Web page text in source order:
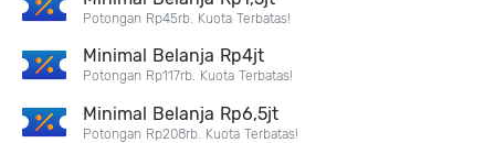
Potongan Rp45rb. Kuota Terbatas!
Minimal Belanja Rp4jt
Potongan Rp117rb. Kuota Terbatas!
Minimal Belanja Rp6,5jt
Potongan Rp208rb. Kuota Terbatas!